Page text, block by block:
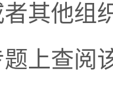
者其他组
上查阅